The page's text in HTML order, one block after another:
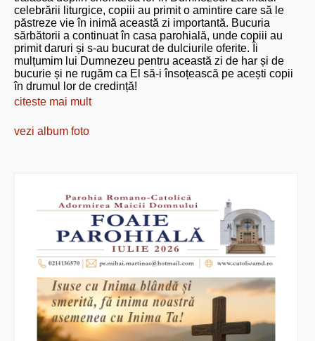
celebrării liturgice, copiii au primit o amintire care să le
păstreze vie în inimă această zi importantă. Bucuria
sărbătorii a continuat în casa parohială, unde copiii au
primit daruri și s-au bucurat de dulciurile oferite. Îi
mulțumim lui Dumnezeu pentru această zi de har și de
bucurie și ne rugăm ca El să-i însoțească pe acești copii
în drumul lor de credință!
citeste mai mult
vezi album foto